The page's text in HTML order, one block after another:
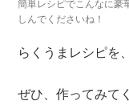
しんでくださいね！
らくうまレシピを
ぜひ、作ってみて